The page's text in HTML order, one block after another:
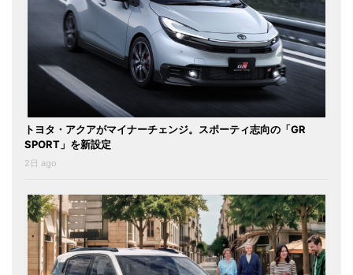
トヨタ・アクアがマイナーチェンジ。スポーティ志向の「GR
SPORT」を新設定
2日 ago